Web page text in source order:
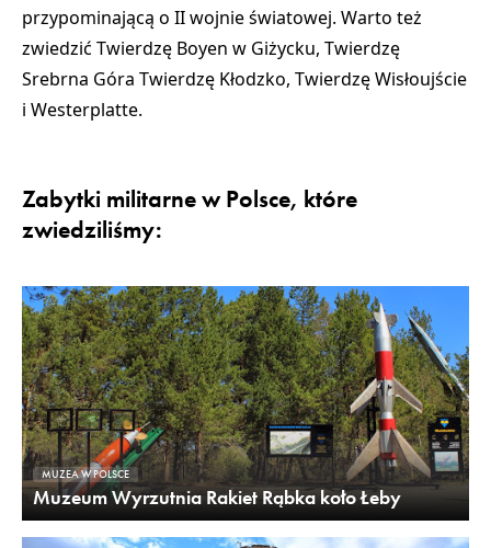
przypominającą o II wojnie światowej. Warto też
zwiedzić Twierdzę Boyen w Giżycku, Twierdzę
Srebrna Góra Twierdzę Kłodzko, Twierdzę Wisłoujście
i Westerplatte.
Zabytki militarne w Polsce, które
zwiedziliśmy:
MUZEA W POLSCE
Muzeum Wyrzutnia Rakiet Rąbka koło Łeby